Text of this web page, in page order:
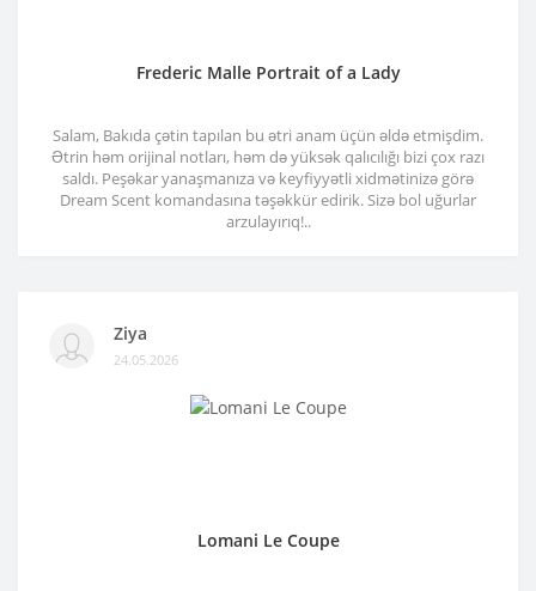
Frederic Malle Portrait of a Lady
Salam, Bakıda çətin tapılan bu ətri anam üçün əldə etmişdim.
Ətrin həm orijinal notları, həm də yüksək qalıcılığı bizi çox razı
saldı. Peşəkar yanaşmanıza və keyfiyyətli xidmətinizə görə
Dream Scent komandasına təşəkkür edirik. Sizə bol uğurlar
arzulayırıq!..
Ziya
24.05.2026
Lomani Le Coupe